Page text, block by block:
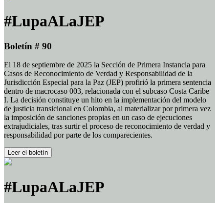
#LupaALaJEP
Boletín # 90
El 18 de septiembre de 2025 la Sección de Primera Instancia para
Casos de Reconocimiento de Verdad y Responsabilidad de la
Jurisdicción Especial para la Paz (JEP) profirió la primera sentencia
dentro de macrocaso 003, relacionada con el subcaso Costa Caribe
I. La decisión constituye un hito en la implementación del modelo
de justicia transicional en Colombia, al materializar por primera vez
la imposición de sanciones propias en un caso de ejecuciones
extrajudiciales, tras surtir el proceso de reconocimiento de verdad y
responsabilidad por parte de los comparecientes.
Leer el boletín
#LupaALaJEP